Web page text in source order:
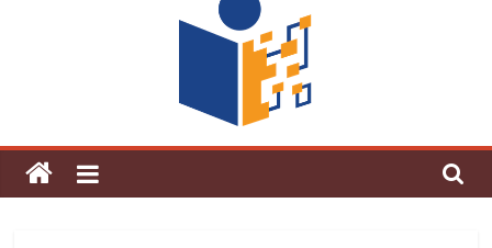
граници“
Магията на Андерсен оживя в ОУ
„Любен Каравелов“